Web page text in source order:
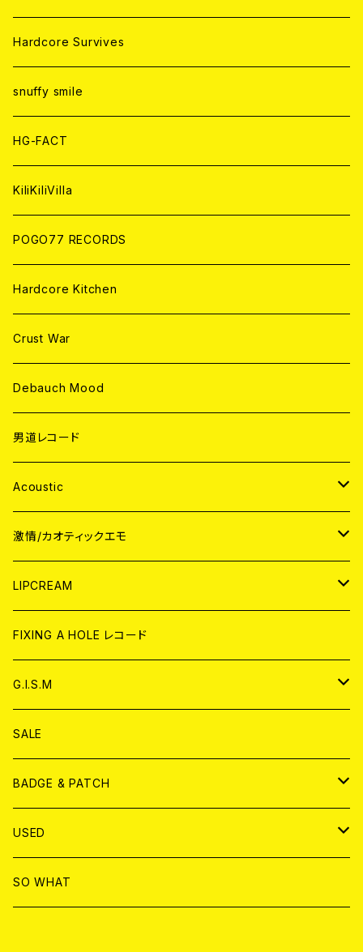
ANALOG
ANALOG
CD
ANALOG
CD
ANALOG
WORLD
CD
ANALOG
JAPAN
CD
ANALOG
WORLD
CD
ANALOG
Hardcore Survives
snuffy smile
HG-FACT
KiliKiliVilla
POGO77 RECORDS
Hardcore Kitchen
Crust War
Debauch Mood
男道レコード
Acoustic
JAPAN
CD
ANALOG
WORLD
CD
ANALOG
激情/カオティックエモ
JAPAN
CD
ANALOG
WORLD
CD
ANALOG
LIPCREAM
CD
アナログ
DVD
T-shirt & WEAR
FIXING A HOLE レコード
G.I.S.M
CD
ANALOG
T-SHIRT & WEAR
DVD
SALE
BADGE & PATCH
BADGE
PATCH
USED
書籍
SO WHAT